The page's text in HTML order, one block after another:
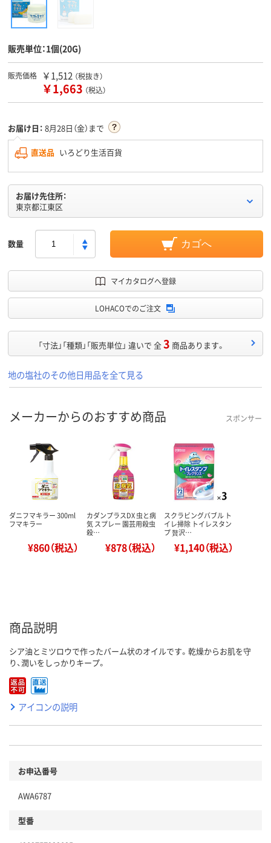
販売単位：1個(20G)
販売価格 ￥1,512 （税抜き）
￥1,663 （税込）
お届け日： 8月28日（金）まで
直送品 いろどり生活百貨
お届け先住所：
東京都江東区
数量 カゴへ
マイカタログへ登録
LOHACOでのご注文
「寸法」「種類」「販売単位」 違いで 全3 商品あります。
地の塩社のその他日用品を全て見る
メーカーからのおすすめ商品 スポンサー
ダニフマキラー 300ml
フマキラー
¥860（税込）
カダンプラスDX 虫と病
気 スプレー 園芸用殺虫
殺…
¥878（税込）
スクラビングバブル ト
イレ掃除 トイレスタン
プ 贅沢…
¥1,140（税込）
商品説明
シア油とミツロウで作ったバーム状のオイルです。乾燥からお肌を守
り、潤いをしっかりキープ。
アイコンの説明
お申込番号
AWA6787
型番